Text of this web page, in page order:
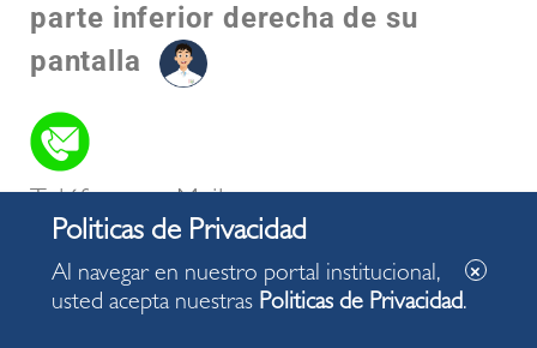
parte inferior derecha de su
pantalla​
Al navegar en nuestro portal institucional,
usted acepta nuestras Politicas de Privacidad.